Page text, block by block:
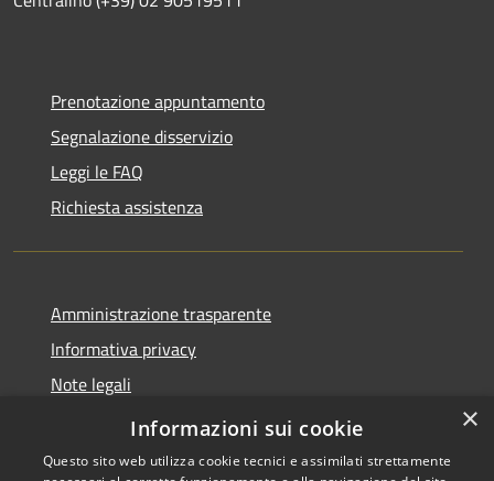
Prenotazione appuntamento
Segnalazione disservizio
Leggi le FAQ
Richiesta assistenza
Amministrazione trasparente
Informativa privacy
Note legali
Dichiarazione di accessibilità
×
Informazioni sui cookie
Questo sito web utilizza cookie tecnici e assimilati strettamente